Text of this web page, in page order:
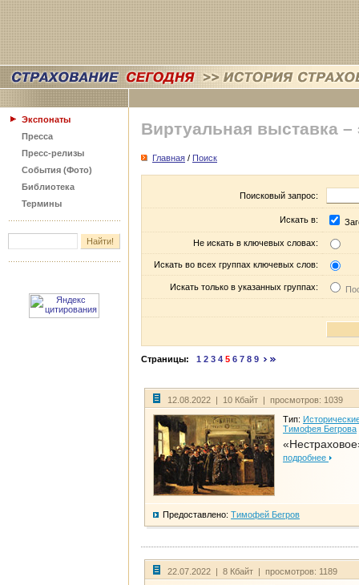
Экспонаты
Пресса
Пресс-релизы
События (Фото)
Библиотека
Термины
Виртуальная выставка –
Главная / Поиск
Поисковый запрос:
Искать в:
Не искать в ключевых словах:
Искать во всех группах ключевых слов:
Искать только в указанных группах:
Страницы: 1 2 3 4 5 6 7 8 9
12.08.2022 | 10 Кбайт | просмотров: 1039
Тип:
Тимофея Бегрова
подробнее
Предоставлено: Тимофей Бегров
22.07.2022 | 8 Кбайт | просмотров: 1189